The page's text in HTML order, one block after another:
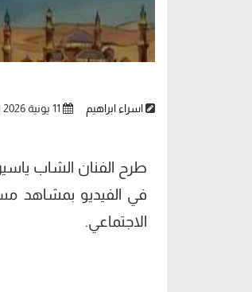
اسراء ابراهيم
طرح الفنان الشاب
في الفيديو بمشاهد
الاجتماعي.